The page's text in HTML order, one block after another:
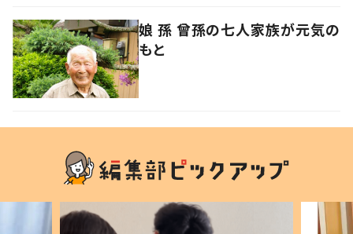
娘 孫 曾孫の七人家族が元気の
もと